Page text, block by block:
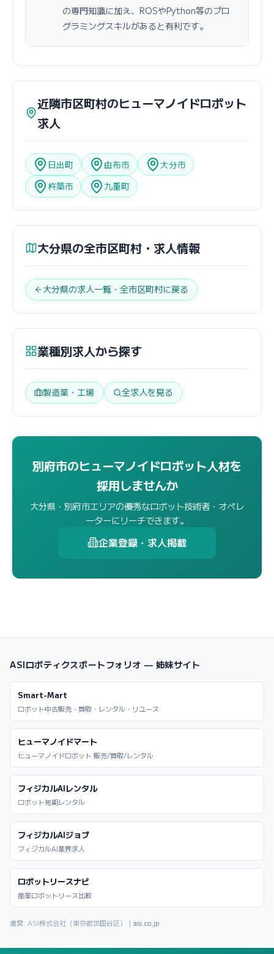
の専門知識に加え、ROSやPython等のプロ
グラミングスキルがあると有利です。
近隣市区町村のヒューマノイドロボット
求人
日出町 由布市
大分市
杵築市
九重町
大分県の全市区町村・求人情報
大分県の求人一覧・全市区町村に戻る
業種別求人から探す
製造業・工場 全求人を見る
別府市のヒューマノイドロボット人材を
採用しませんか
大分県・別府市エリアの優秀なロボット技術者・オペレ
ーターにリーチできます。
企業登録・求人掲載
ASIロボティクスポートフォリオ — 姉妹サイト
Smart-Mart
ロボット中古販売・買取・レンタル・リユース
ヒューマノイドマート
ヒューマノイドロボット 販売/買取/レンタル
フィジカルAIレンタル
ロボット短期レンタル
フィジカルAIジョブ
フィジカルAI業界求人
ロボットリースナビ
産業ロボットリース比較
運営: ASI株式会社（東京都世田谷区）｜ asi.co.jp